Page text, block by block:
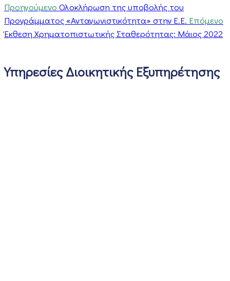
Προηγούμενο Ολοκλήρωση της υποβολής του
Προγράμματος «Ανταγωνιστικότητα» στην Ε.Ε. Επόμενο
Έκθεση Χρηματοπιστωτικής Σταθερότητας: Μάιος 2022
Υπηρεσίες Διοικητικής Εξυπηρέτησης